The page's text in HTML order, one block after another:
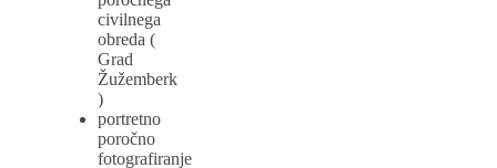
civilnega
obreda (
Grad
Žužemberk
)
portretno
poročno
fotografiranje